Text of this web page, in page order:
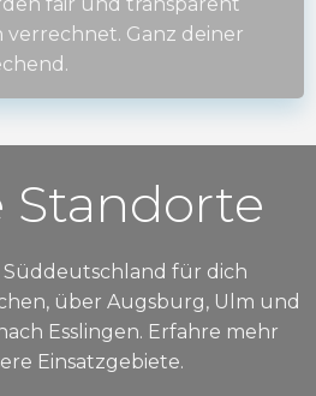
verrechnet. Ganz deiner
Standorte
Süddeutschland für dich
über Augsburg, Ulm und
Esslingen. Erfahre mehr
Einsatzgebiete.